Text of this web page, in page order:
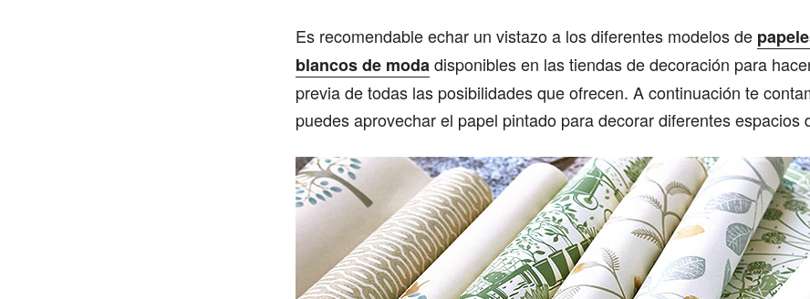
Es recomendable echar un vistazo a los diferentes modelos de
blancos de modadisponibles en las tiendas de decoración para
previa de todas las posibilidades que ofrecen. A continuación te
puedes aprovechar el papel pintado para decorar diferentes espacios